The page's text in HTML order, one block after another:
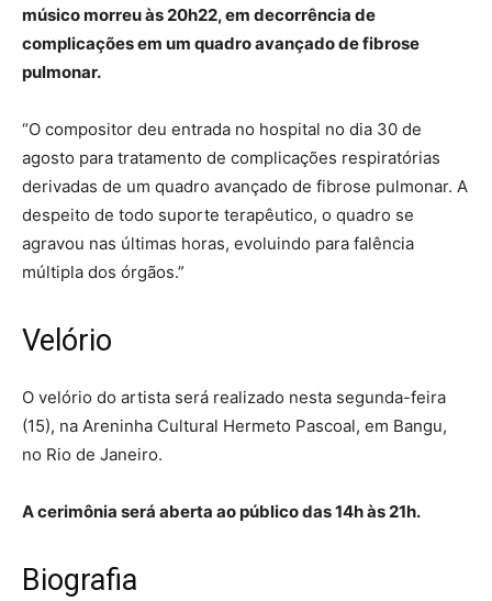
músico morreu às 20h22, em decorrência de
complicações em um quadro avançado de fibrose
pulmonar.
“O compositor deu entrada no hospital no dia 30 de
agosto para tratamento de complicações respiratórias
derivadas de um quadro avançado de fibrose pulmonar. A
despeito de todo suporte terapêutico, o quadro se
agravou nas últimas horas, evoluindo para falência
múltipla dos órgãos.”
Velório
O velório do artista será realizado nesta segunda-feira
(15), na Areninha Cultural Hermeto Pascoal, em Bangu,
no Rio de Janeiro.
A cerimônia será aberta ao público das 14h às 21h.
Biografia